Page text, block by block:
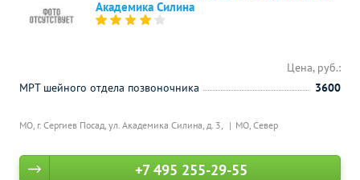
Академика Силина
МО, г. Сергиев Посад, ул. Академика Силина, д. 3, МО, Север
Цена, руб.:
МРТ шейного отдела позвоночника
3600
+7 495 255-29-55